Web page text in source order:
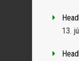
13.